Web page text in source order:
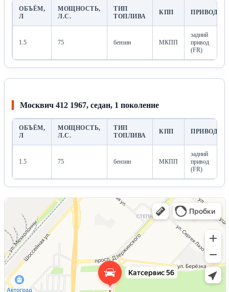
ОБЪЁМ,
Л
МОЩНОСТЬ,
Л.С.
ТИП
ТОПЛИВА
КПП ПРИВОД
1.5 75 бензин МКПП
задний
привод
(FR)
Москвич 412 1967, седан, 1 поколение
ОБЪЁМ,
Л
МОЩНОСТЬ,
Л.С.
ТИП
ТОПЛИВА
КПП ПРИВОД
1.5 75 бензин МКПП
задний
привод
(FR)